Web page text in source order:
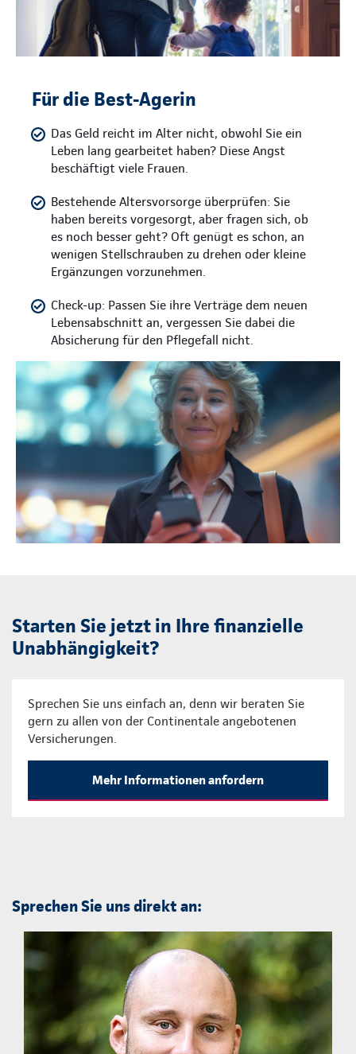
Für die Best-Agerin
Das Geld reicht im Alter nicht, obwohl Sie ein
Leben lang gearbeitet haben? Diese Angst
beschäftigt viele Frauen.
Bestehende Altersvorsorge überprüfen: Sie
haben bereits vorgesorgt, aber fragen sich, ob
es noch besser geht? Oft genügt es schon, an
wenigen Stellschrauben zu drehen oder kleine
Ergänzungen vorzunehmen.
Check-up: Passen Sie ihre Verträge dem neuen
Lebensabschnitt an, vergessen Sie dabei die
Absicherung für den Pflegefall nicht.
Starten Sie jetzt in Ihre finanzielle
Unabhängigkeit?
Sprechen Sie uns einfach an, denn wir beraten Sie
gern zu allen von der Continentale angebotenen
Versicherungen.
Mehr Informationen anfordern
Sprechen Sie uns direkt an: